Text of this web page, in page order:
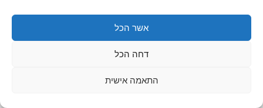
אשר הכל
דחה הכל
התאמה אישית
info@extra.co.il